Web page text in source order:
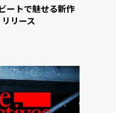
ートで魅せる新作
リース